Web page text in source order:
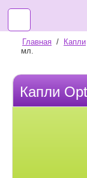
Главная / Капли
мл.
Капли